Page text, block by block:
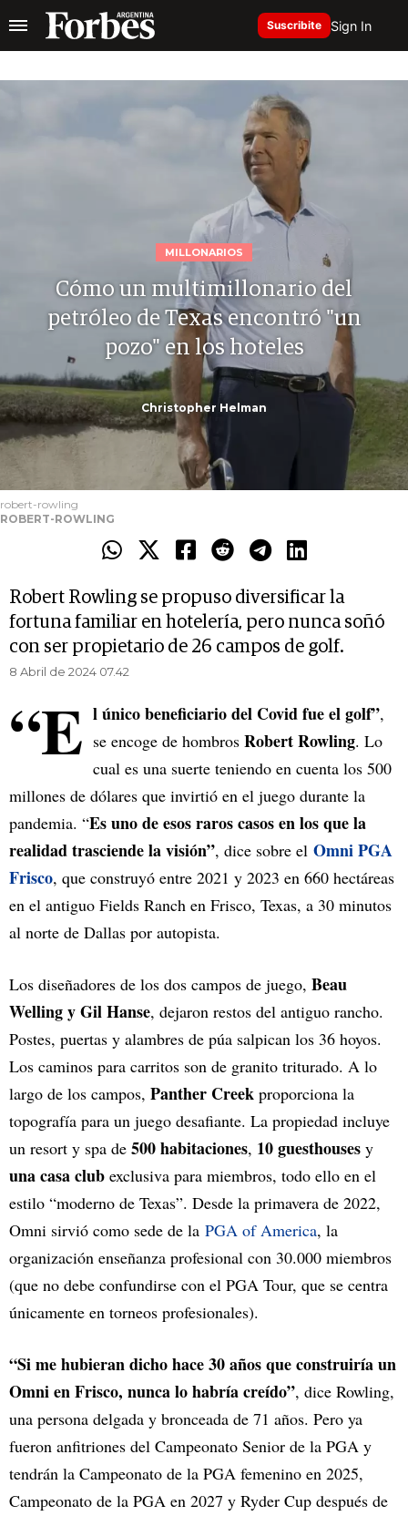
Suscribite Sign In
MILLONARIOS
Cómo un multimillonario del
petróleo de Texas encontró "un
pozo" en los hoteles
Christopher Helman
robert-rowling
ROBERT-ROWLING
Robert Rowling se propuso diversificar la
fortuna familiar en hotelería, pero nunca soñó
con ser propietario de 26 campos de golf.
8 Abril de 2024 07.42
“E l único beneficiario del Covid fue el golf”,
se encoge de hombros Robert Rowling. Lo
cual es una suerte teniendo en cuenta los 500
millones de dólares que invirtió en el juego durante la
pandemia. “Es uno de esos raros casos en los que la
realidad trasciende la visión”, dice sobre el Omni PGA
Frisco, que construyó entre 2021 y 2023 en 660 hectáreas
en el antiguo Fields Ranch en Frisco, Texas, a 30 minutos
al norte de Dallas por autopista.
Los diseñadores de los dos campos de juego, Beau
Welling y Gil Hanse, dejaron restos del antiguo rancho.
Postes, puertas y alambres de púa salpican los 36 hoyos.
Los caminos para carritos son de granito triturado. A lo
largo de los campos, Panther Creek proporciona la
topografía para un juego desafiante. La propiedad incluye
un resort y spa de 500 habitaciones, 10 guesthouses y
una casa club exclusiva para miembros, todo ello en el
estilo “moderno de Texas”. Desde la primavera de 2022,
Omni sirvió como sede de la PGA of America, la
organización enseñanza profesional con 30.000 miembros
(que no debe confundirse con el PGA Tour, que se centra
únicamente en torneos profesionales).
“Si me hubieran dicho hace 30 años que construiría un
Omni en Frisco, nunca lo habría creído”, dice Rowling,
una persona delgada y bronceada de 71 años. Pero ya
fueron anfitriones del Campeonato Senior de la PGA y
tendrán la Campeonato de la PGA femenino en 2025,
Campeonato de la PGA en 2027 y Ryder Cup después de